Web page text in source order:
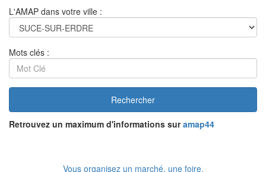
L'AMAP dans votre ville :
Mots clés :
Rechercher
Retrouvez un maximum d'informations suramap44
Vous organisez un marché, une foire.